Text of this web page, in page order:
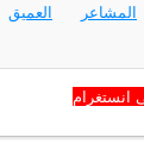
المشاعر العميق
انستغرام